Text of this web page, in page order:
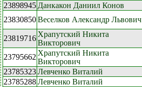
23898945 Данкакон Даниил Конов
23830850Веселков Александр Львович
23819716 Храпутский Никита
Викторович
23795662 Храпутский Никита
Викторович
23785323Левченко Виталий
23785288Левченко Виталий